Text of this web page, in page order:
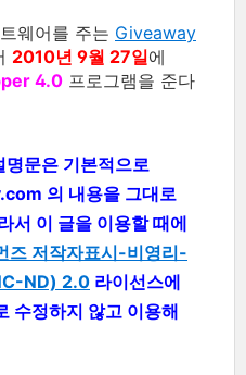
웨어를 주는 Giveaway
2010년 9월 27일에
4.0 프로그램을 준다
명문은 기본적으로
의 내용을 그대로
서 이 글을 이용할 때에
즈 저작자표시-비영리-
ND) 2.0 라이선스에
수정하지 않고 이용해